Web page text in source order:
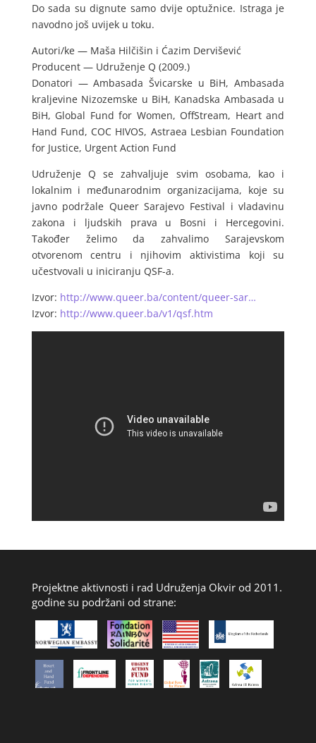
Do sada su dignute samo dvije optužnice. Istraga je
navodno još uvijek u toku.
Autori/ke — Maša Hilčišin i Ćazim Dervišević
Producent — Udruženje Q (2009.)
Donatori — Ambasada Švicarske u BiH, Ambasada
kraljevine Nizozemske u BiH, Kanadska Ambasada u
BiH, Global Fund for Women, OffStream, Heart and
Hand Fund, COC HIVOS, Astraea Lesbian Foundation
for Justice, Urgent Action Fund
Udruženje Q se zahvaljuje svim osobama, kao i
lokalnim i međunarodnim organizacijama, koje su
javno podržale Queer Sarajevo Festival i vladavinu
zakona i ljudskih prava u Bosni i Hercegovini.
Također želimo da zahvalimo Sarajevskom
otvorenom centru i njihovim aktivistima koji su
učestvovali u iniciranju QSF-a.
Izvor: http://www.queer.ba/content/queer-sar…
Izvor: http://www.queer.ba/v1/qsf.htm
Projektne aktivnosti i rad Udruženja Okvir od 2011.
godine su podržani od strane: